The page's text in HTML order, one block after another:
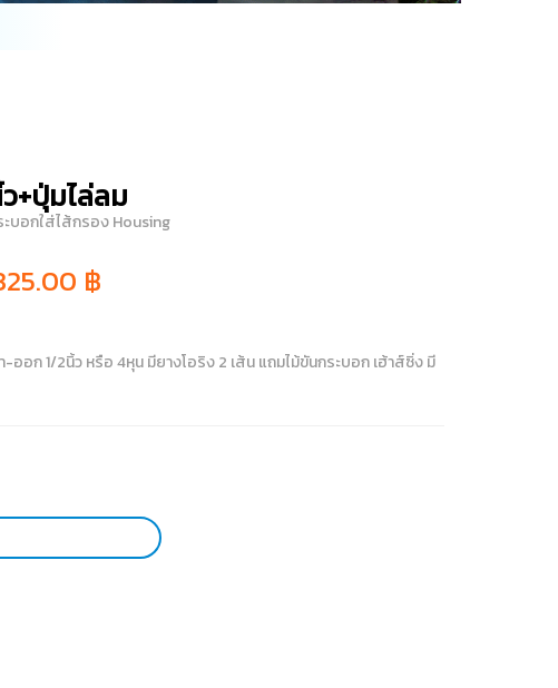
+ปุ่มไล่ลม
ะบอกใส่ไส้กรอง Housing
฿
ออก 1/2นิ้ว หรือ 4หุน มียางโอริง 2 เส้น แถมไม้ขันกระบอก เฮ้าส์ซิ่ง มี